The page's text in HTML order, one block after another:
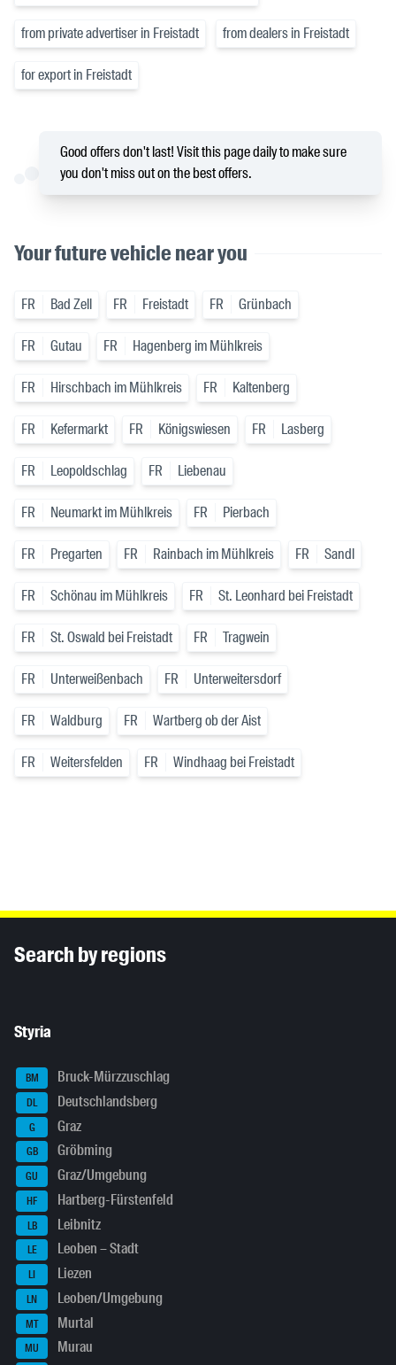
from private advertiser in Freistadt from dealers in Freistadt
for export in Freistadt
Good offers don't last! Visit this page daily to make sure
you don't miss out on the best offers.
Your future vehicle near you
FR Bad Zell FR Freistadt FR Grünbach
FR Gutau FR Hagenberg im Mühlkreis
FR Hirschbach im Mühlkreis FR Kaltenberg
FR Kefermarkt FR Königswiesen FR Lasberg
FR Leopoldschlag FR Liebenau
FR Neumarkt im Mühlkreis FR Pierbach
FR Pregarten FR Rainbach im Mühlkreis FR Sandl
FR Schönau im Mühlkreis FR St. Leonhard bei Freistadt
FR St. Oswald bei Freistadt FR Tragwein
FR Unterweißenbach FR Unterweitersdorf
FR Waldburg FR Wartberg ob der Aist
FR Weitersfelden FR Windhaag bei Freistadt
Search by regions
Styria
BM Bruck-Mürzzuschlag
DL Deutschlandsberg
G Graz
GB Gröbming
GU Graz/Umgebung
HF Hartberg-Fürstenfeld
LB Leibnitz
LE Leoben – Stadt
LI Liezen
LN Leoben/Umgebung
MT Murtal
MU
Murau